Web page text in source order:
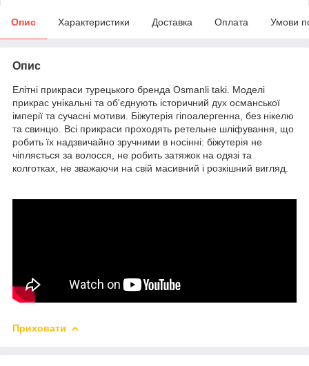
Опис Характеристики Доставка Оплата Умови
Опис
Елітні прикраси турецького бренда Osmanli taki. Моделі
прикрас унікальні та об'єднують історичний дух османської
імперії та сучасні мотиви. Біжутерія гіпоалергенна, без нікелю
та свинцю. Всі прикраси проходять ретельне шліфування, що
робить їх надзвичайно зручними в носінні: біжутерія не
чіпляється за волосся, не робить затяжок на одязі та
колготках, не зважаючи на свій масивний і розкішний вигляд.
Приховати